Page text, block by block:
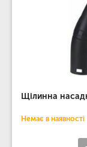
Щілинна
Немає в наявності